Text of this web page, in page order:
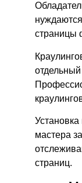
страницы
мастера
страниц.